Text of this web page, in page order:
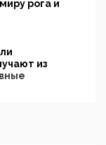
рога и
из